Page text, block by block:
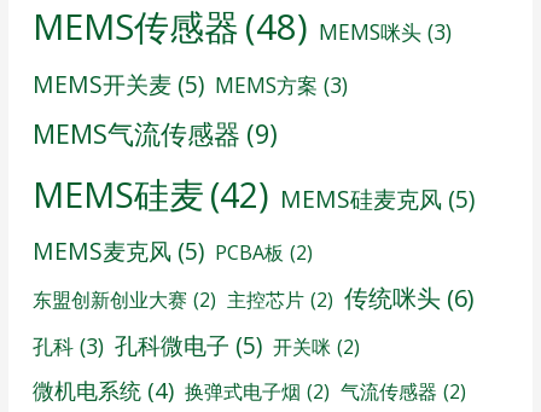
MEMS传感器(48) MEMS咪头 (3)
MEMS开关麦 (5) MEMS方案 (3)
MEMS气流传感器 (9)
MEMS硅麦(42) MEMS硅麦克风 (5)
MEMS麦克风 (5) PCBA板 (2)
东盟创新创业大赛 (2) 主控芯片 (2) 传统咪头 (6)
孔科 (3) 孔科微电子 (5) 开关咪 (2)
微机电系统 (4) 换弹式电子烟 (2) 气流传感器 (2)